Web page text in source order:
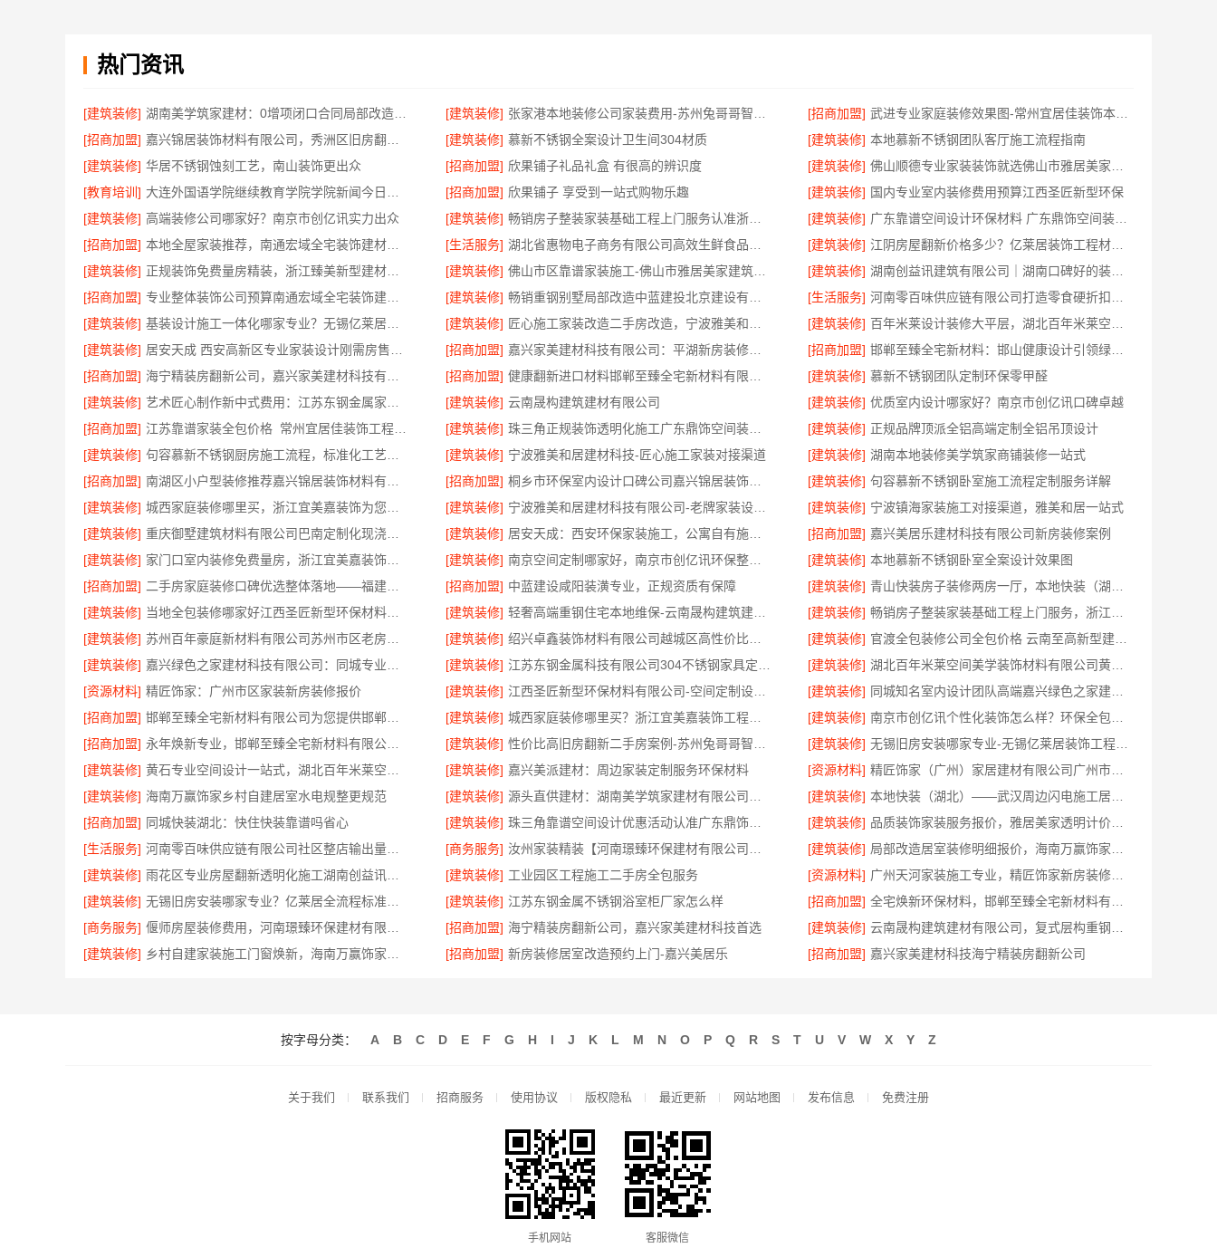
热门资讯
[建筑装修] [建筑装修] [招商加盟]
[招商加盟]
[建筑装修] 慕新不锈钢全案设计卫生间304材质 [建筑装修] 本地慕新不锈钢团队客厅施工流程指南
[建筑装修] 华居不锈钢蚀刻工艺，南山装饰更出众 [招商加盟] 欣果铺子礼品礼盒 有很高的辨识度 [建筑装修]
[教育培训]
[招商加盟] 欣果铺子 享受到一站式购物乐趣 [建筑装修] 国内专业室内装修费用预算江西圣匠新型环保
[建筑装修] 高端装修公司哪家好？南京市创亿讯实力出众 [建筑装修] [建筑装修]
[招商加盟]
[生活服务] [建筑装修]
[建筑装修]
[建筑装修] [建筑装修]
[招商加盟]
[建筑装修] [生活服务]
[建筑装修]
[建筑装修] [建筑装修]
[建筑装修]
[招商加盟] [招商加盟]
[招商加盟]
[招商加盟] [建筑装修] 慕新不锈钢团队定制环保零甲醛
[建筑装修]
[建筑装修] 云南晟构建筑建材有限公司 [建筑装修] 优质室内设计哪家好？南京市创亿讯口碑卓越
[招商加盟]
[建筑装修] [建筑装修] 正规品牌顶派全铝高端定制全铝吊顶设计
[建筑装修]
[建筑装修] 宁波雅美和居建材科技-匠心施工家装对接渠道 [建筑装修] 湖南本地装修美学筑家商铺装修一站式
[招商加盟]
[招商加盟] [建筑装修] 句容慕新不锈钢卧室施工流程定制服务详解
[建筑装修]
[建筑装修] [建筑装修] 宁波镇海家装施工对接渠道，雅美和居一站式
[建筑装修]
[建筑装修] [招商加盟] 嘉兴美居乐建材科技有限公司新房装修案例
[建筑装修]
[建筑装修] [建筑装修] 本地慕新不锈钢卧室全案设计效果图
[招商加盟]
[招商加盟] 中蓝建设咸阳装潢专业，正规资质有保障 [建筑装修]
[建筑装修]
[建筑装修] [建筑装修]
[建筑装修]
[建筑装修] [建筑装修]
[建筑装修]
[建筑装修] [建筑装修]
[资源材料] 精匠饰家：广州市区家装新房装修报价 [建筑装修] [建筑装修]
[招商加盟]
[建筑装修] [建筑装修]
[招商加盟]
[建筑装修] [建筑装修]
[建筑装修]
[建筑装修] 嘉兴美派建材：周边家装定制服务环保材料 [资源材料]
[建筑装修] 海南万赢饰家乡村自建居室水电规整更规范 [建筑装修] [建筑装修]
[招商加盟] 同城快装湖北：快住快装靠谱吗省心 [建筑装修] [建筑装修]
[生活服务]
[商务服务] [建筑装修]
[建筑装修]
[建筑装修] 工业园区工程施工二手房全包服务 [资源材料]
[建筑装修]
[建筑装修] 江苏东钢金属不锈钢浴室柜厂家怎么样 [招商加盟]
[商务服务]
[招商加盟] 海宁精装房翻新公司，嘉兴家美建材科技首选 [建筑装修]
[建筑装修]
[招商加盟] 新房装修居室改造预约上门-嘉兴美居乐 [招商加盟] 嘉兴家美建材科技海宁精装房翻新公司
按字母分类： A B C D E F G H I J K L M N O P Q R S T U V W X Y Z
关于我们 联系我们 招商服务 使用协议 版权隐私 最近更新 网站地图 发布信息 免费注册
手机网站 客服微信